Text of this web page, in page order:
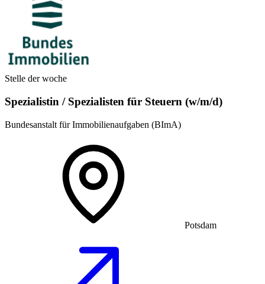
Stelle der woche
Spezialistin / Spezialisten für Steuern (w/m/d)
Bundesanstalt für Immobilienaufgaben (BImA)
Potsdam